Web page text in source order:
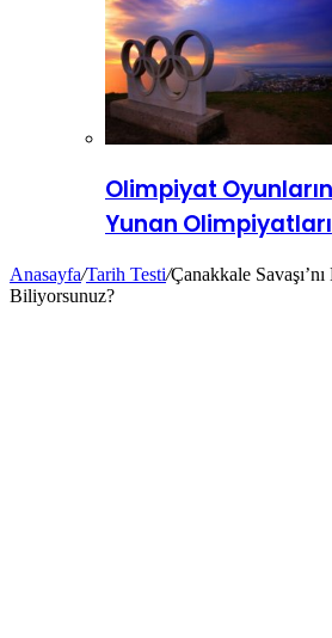
Olimpiyat
Yunan Olimpiyatları
Anasayfa/Tarih Testi/Çanakkale
Biliyorsunuz?